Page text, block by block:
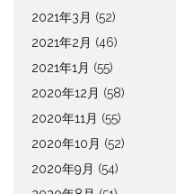
2021年3月 (52)
2021年2月 (46)
2021年1月 (55)
2020年12月 (58)
2020年11月 (55)
2020年10月 (52)
2020年9月 (54)